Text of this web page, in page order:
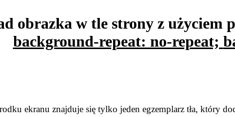
obrazka w tle strony z użyciem
background-repeat: no-repeat;
ekranu znajduje się tylko jeden egzemplarz tła, który